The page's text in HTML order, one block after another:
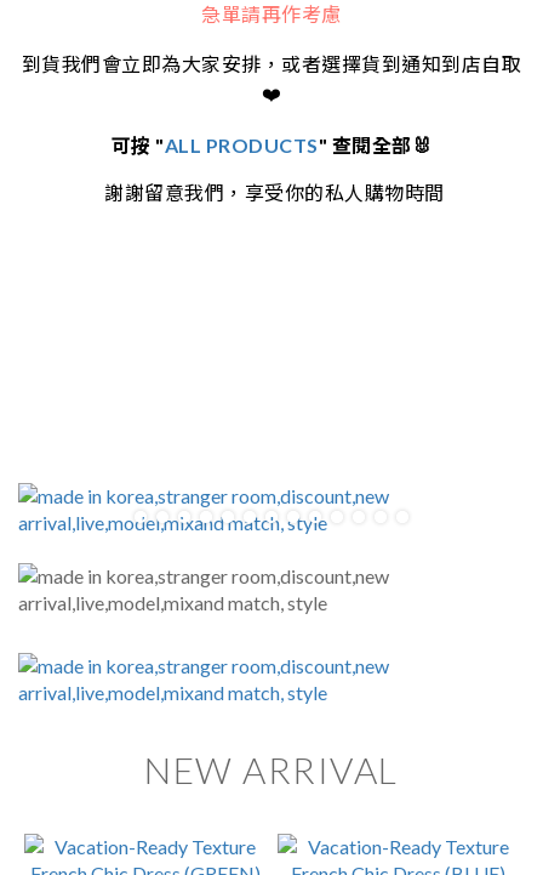
急單請再作考慮
到貨我們會立即為大家安排，或者選擇貨到通知到店自取
❤️
可按 "ALL PRODUCTS" 查閱全部🐰
謝謝留意我們，享受你的私人購物時間
NEW ARRIVAL